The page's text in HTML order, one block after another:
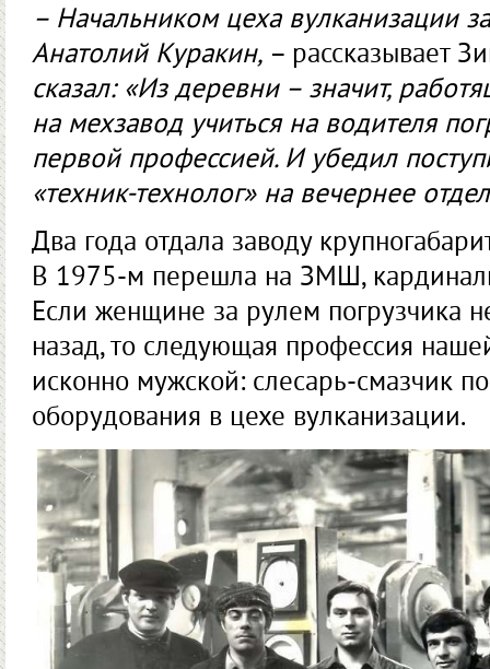
– Начальником цеха вулканизации
Анатолий Куракин, – рассказывает
сказал: «Из деревни – значит,
на мехзавод учиться на водителя
первой профессией. И убедил
«техник-технолог» на вечернее
Два года отдала заводу
В 1975-м перешла на ЗМШ,
Если женщине за рулем погрузчика
назад, то следующая профессия
исконно мужской: слесарь-смазчик
оборудования в цехе вулканизации.